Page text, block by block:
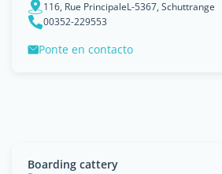
116, Rue PrincipaleL-5367, Schuttrange
00352-229553
Ponte en contacto
Boarding cattery